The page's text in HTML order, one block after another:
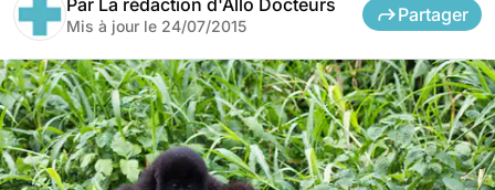
Mis à jour le 24/07/2015
Partager